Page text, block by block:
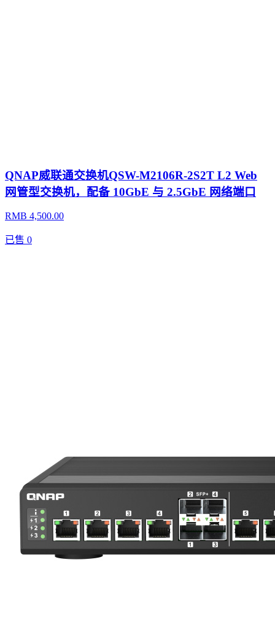
QNAP威联通交换机QSW-M2106R-2S2T L2 Web
网管型交换机，配备 10GbE 与 2.5GbE 网络端口
RMB 4,500.00
已售 0